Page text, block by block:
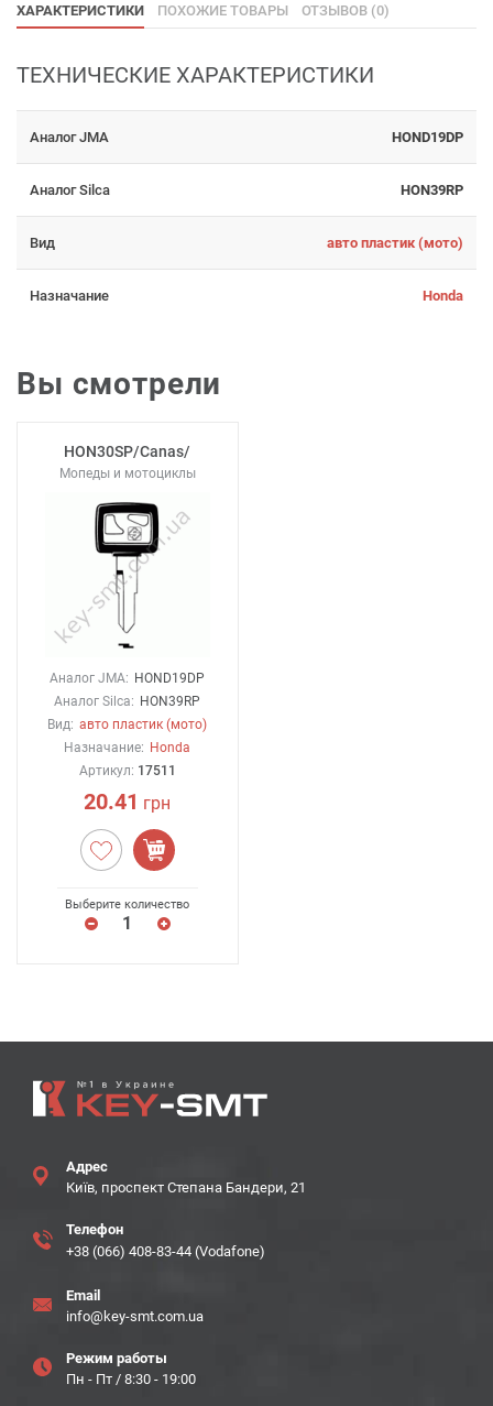
ХАРАКТЕРИСТИКИ ПОХОЖИЕ ТОВАРЫ ОТЗЫВОВ (0)
ТЕХНИЧЕСКИЕ ХАРАКТЕРИСТИКИ
Аналог JMA HOND19DP
Аналог Silca HON39RP
Вид авто пластик (мото)
Назначание Honda
Вы смотрели
HON30SP/Canas/
Мопеды и мотоциклы
Аналог JMA: HOND19DP
Аналог Silca: HON39RP
Вид: авто пластик (мото)
Назначание: Honda
Артикул: 17511
20.41 грн
Выберите количество
Адрес
Київ, проспект Степана Бандери, 21
Телефон
+38 (066) 408-83-44 (Vodafone)
Email
info@key-smt.com.ua
Режим работы
Пн - Пт / 8:30 - 19:00